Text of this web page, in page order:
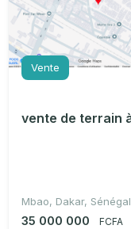
Vente
Mbao, Dakar, Sénégal
35 000 000 FCFA